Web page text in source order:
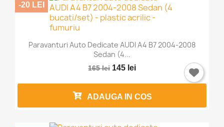
Paravanturi Auto Dedicate AUDI A4 B7 2004-2008
Sedan (4...
165 lei 145 lei
-20 LEI
ADAUGA IN COS